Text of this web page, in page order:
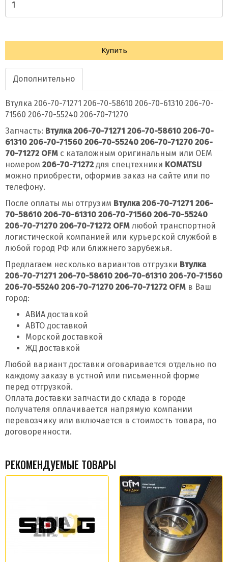
Купить
Дополнительно
Втулка 206-70-71271 206-70-58610 206-70-61310 206-70-
71560 206-70-55240 206-70-71270
Запчасть: Втулка 206-70-71271 206-70-58610 206-70-
61310 206-70-71560 206-70-55240 206-70-71270 206-
70-71272 OFM с каталожным оригинальным или OEM
номером 206-70-71272 для спецтехники KOMATSU
можно приобрести, оформив заказ на сайте или по
телефону.
После оплаты мы отгрузим Втулка 206-70-71271 206-
70-58610 206-70-61310 206-70-71560 206-70-55240
206-70-71270 206-70-71272 OFM любой транспортной
логистической компанией или курьерской службой в
любой город РФ или ближнего зарубежья.
Предлагаем несколько вариантов отгрузки Втулка
206-70-71271 206-70-58610 206-70-61310 206-70-71560
206-70-55240 206-70-71270 206-70-71272 OFM в Ваш
город:
АВИА доставкой
АВТО доставкой
Морской доставкой
ЖД доставкой
Любой вариант доставки оговаривается отдельно по
каждому заказу в устной или письменной форме
перед отгрузкой.
Оплата доставки запчасти до склада в городе
получателя оплачивается напрямую компании
перевозчику или включается в стоимость товара, по
договоренности.
РЕКОМЕНДУЕМЫЕ ТОВАРЫ